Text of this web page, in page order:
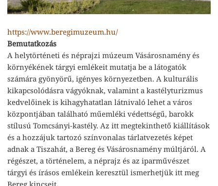
https://www.beregimuzeum.hu/
Bemutatkozás
A helytörténeti és néprajzi múzeum Vásárosnamény és
környékének tárgyi emlékeit mutatja be a látogatók
számára gyönyörű, igényes környezetben. A kulturális
kikapcsolódásra vágyóknak, valamint a kastélyturizmus
kedvelőinek is kihagyhatatlan látnivaló lehet a város
központjában található műemléki védettségű, barokk
stílusú Tomcsányi-kastély. Az itt megtekinthető kiállítások
és a hozzájuk tartozó színvonalas tárlatvezetés képet
adnak a Tiszahát, a Bereg és Vásárosnamény múltjáról. A
régészet, a történelem, a néprajz és az iparművészet
tárgyi és írásos emlékein keresztül ismerhetjük itt meg